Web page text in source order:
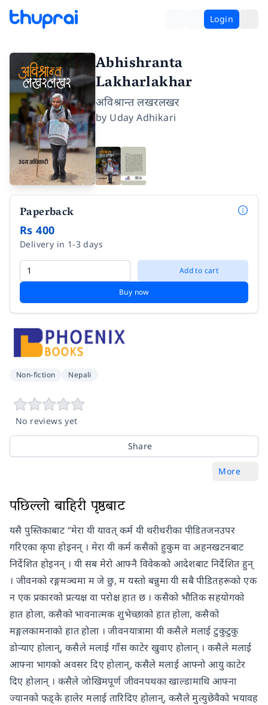
Login
Abhishranta
Lakharlakhar
अविश्रान्त लखरलखर
by Uday Adhikari
Paperback
Rs 400
Delivery in 1-3 days
Add to cart
Buy now
Non-fiction Nepali
No reviews yet
Share
More
पछिल्लो बाहिरी पृष्ठबाट
यसै पुस्तिकाबाट “मेरा यी यावत् कर्म यी थरीथरीका पीडितजनउपर
गरिएका कृपा होइनन् । मेरा यी कर्म कसैको हुकुम वा अहनखटनबाट
निर्देशित होइनन् । यी सब मेरो आफ्नै विवेकको आदेशबाट निर्देशित हुन्
। जीवनको रङ्गमञ्चमा म जे छु, म यस्तो बन्नुमा यी सबै पीडितहरूको एक
न एक प्रकारको प्रत्यक्ष वा परोक्ष हात छ । कसैको भौतिक सहयोगको
हात होला, कसैको भावनात्मक शुभेच्छाको हात होला, कसैको
मङ्गलकामनाको हात होला । जीवनयात्रामा यी कसैले मलाई टुकुटुकु
डोऱ्याए होलान्, कसैले मलाई गाँस काटेर खुवाए होलान् । कसैले मलाई
आफ्ना भागको अवसर दिए होलान्, कसैले मलाई आफ्नो आयु काटेर
दिए होलान् । कसैले जोखिमपूर्ण जीवनपथका खाल्डामाथि आफ्ना
ज्यानको फड्के हालेर मलाई तारिदिए होलान्, कसैले मुत्युछेवैको भयावह